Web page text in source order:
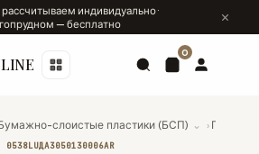
индивидуально ·
— бесплатно
0
слоистые пластики (БСП) ⌄ ›